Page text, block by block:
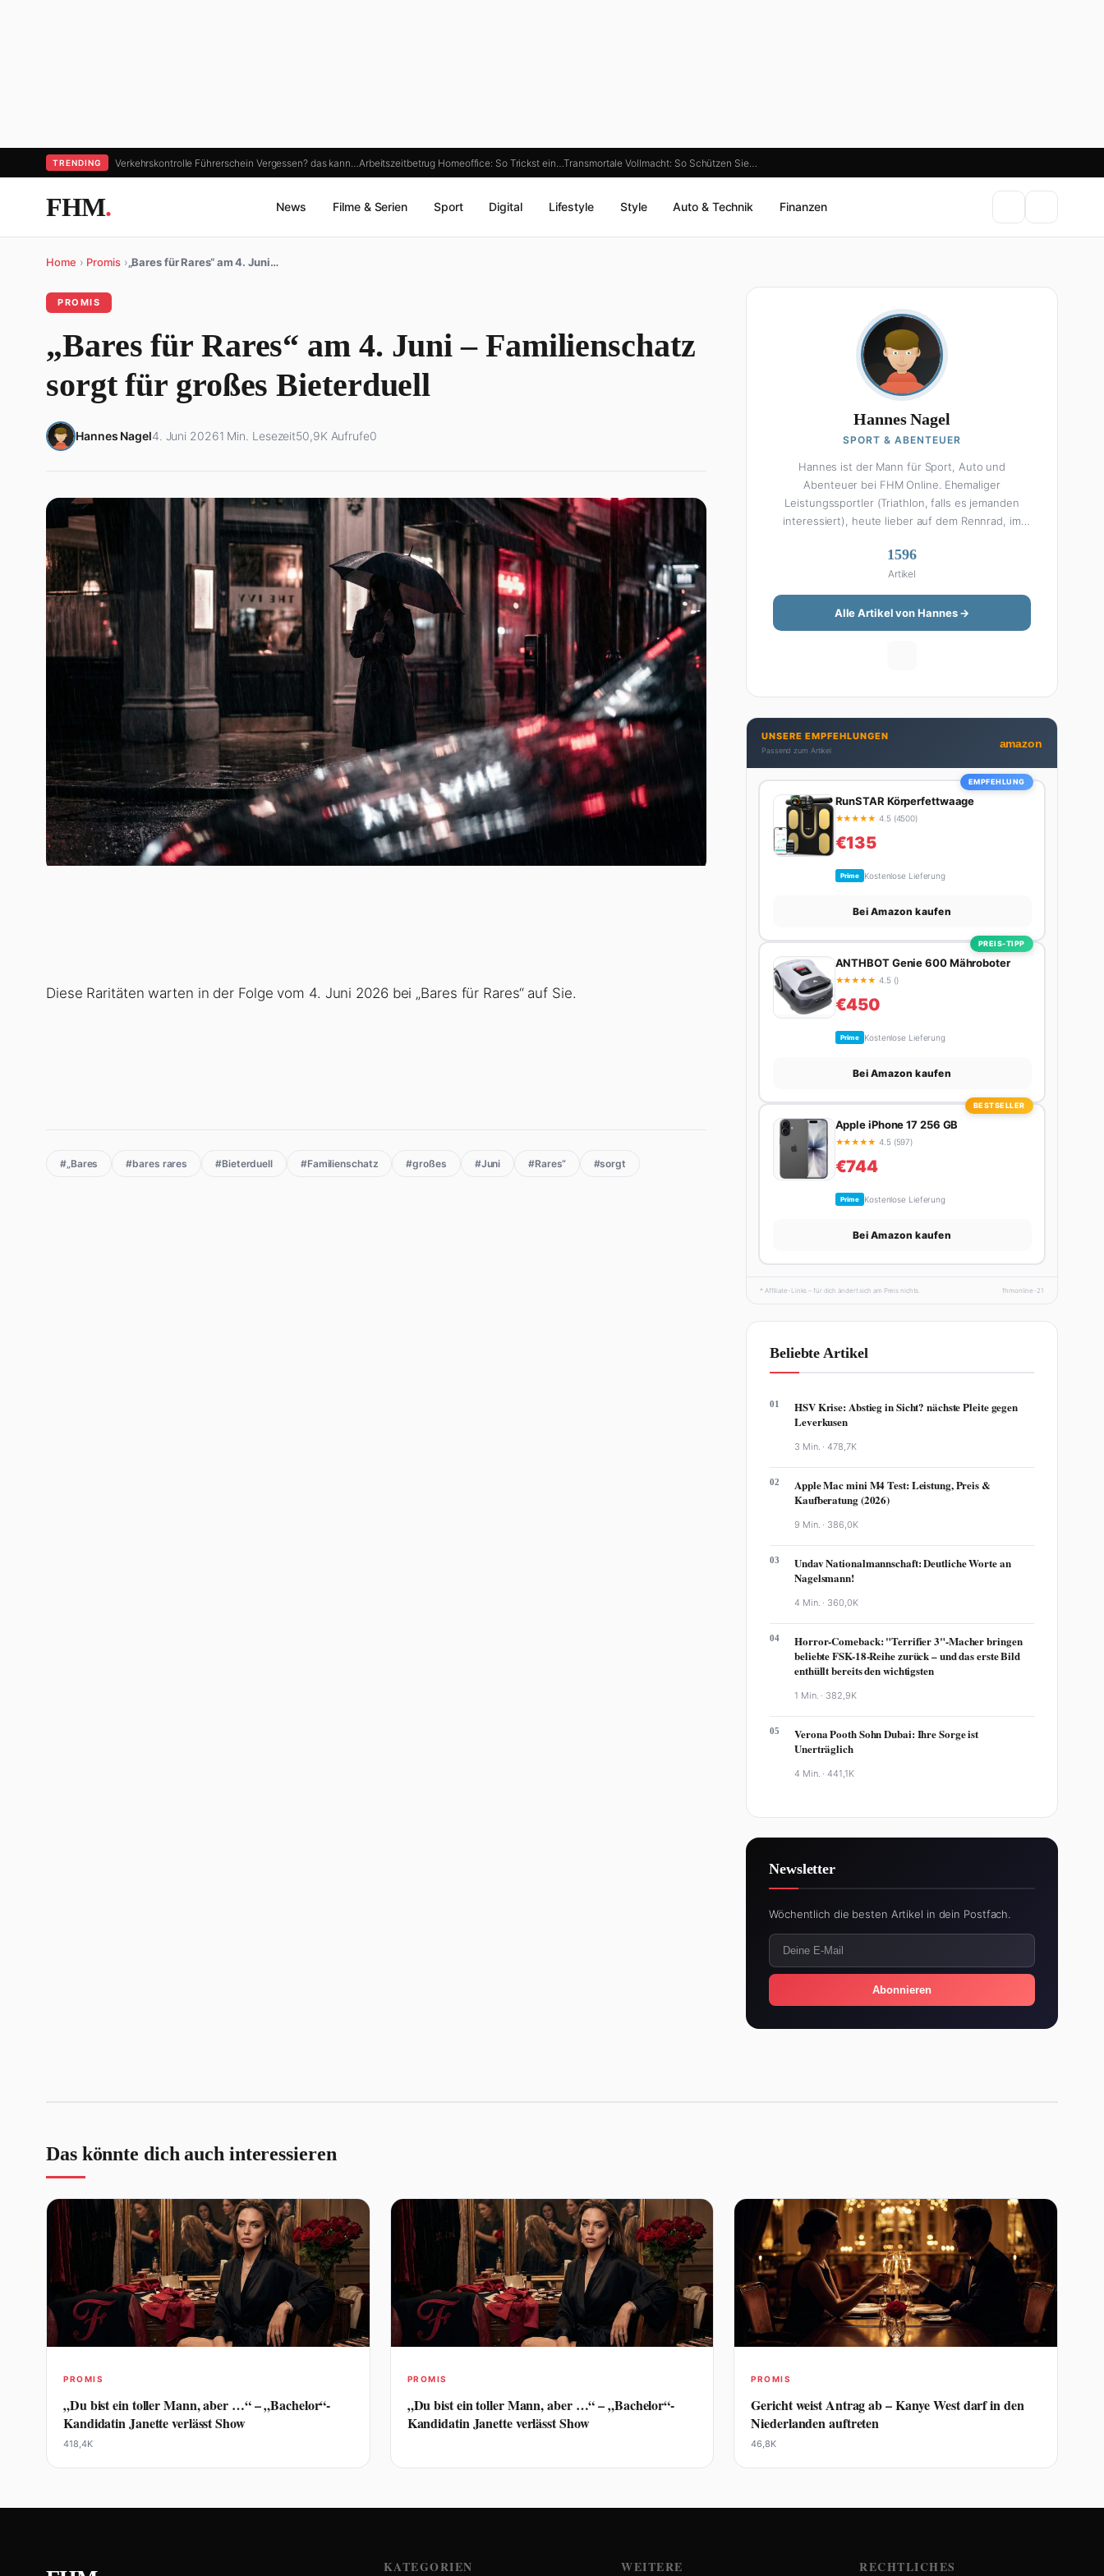
TRENDING Verkehrskontrolle Führerschein Vergessen? das kann… Arbeitszeitbetrug Homeoffice: So Trickst ein…Transmortale Vollmacht: So Schützen Sie…
FHM. News Filme & Serien Sport Digital Lifestyle Style Auto & Technik Finanzen
Home › Promis ›„Bares für Rares“ am 4. Juni…
PROMIS
„Bares für Rares“ am 4. Juni – Familienschatz
sorgt für großes Bieterduell
Hannes Nagel4. Juni 20261 Min. Lesezeit50,9K Aufrufe0
Diese Raritäten warten in der Folge vom 4. Juni 2026 bei „Bares für Rares“ auf Sie.
#„Bares #bares rares #Bieterduell #Familienschatz #großes #Juni #Rares“ #sorgt
Hannes Nagel
SPORT & ABENTEUER
Hannes ist der Mann für Sport, Auto und
Abenteuer bei FHM Online. Ehemaliger
Leistungssportler (Triathlon, falls es jemanden
interessiert), heute lieber auf dem Rennrad, im
Wissen über Sport ist enzyklopädisch: Egal ob
Bundesliga-Analyse, Formel 1, UFC oder Olympia –
Hannes liefert fundierte Einschätzungen mit der
Leidenschaft eines echten Fans. Aber Sport ist
nur die halbe Miete: Hannes ist auch unser Auto-
Seite. Wenn Hannes mal nicht über Sport oder
Autos schreibt, plant er den nächsten Abenteuer-
Trip – sei es ein Wochenende in den Bergen, eine
Motorradtour durch die Alpen oder der jährliche
Campingtrip mit den Jungs. Sein Credo: Das Leben
ist zu kurz für langweilige Wochenenden.
1596
Artikel
Alle Artikel von Hannes →
UNSERE EMPFEHLUNGEN
Passend zum Artikel
amazon
EMPFEHLUNG
RunSTAR Körperfettwaage
★★★★★ 4.5 (4500)
€135
Prime Kostenlose Lieferung
Bei Amazon kaufen
PREIS-TIPP
ANTHBOT Genie 600 Mähroboter
★★★★★ 4.5 ()
€450
Prime Kostenlose Lieferung
Bei Amazon kaufen
BESTSELLER
Apple iPhone 17 256 GB
★★★★★ 4.5 (597)
€744
Prime Kostenlose Lieferung
Bei Amazon kaufen
* Affiliate-Links – für dich ändert sich am Preis nichts. fhmonline-21
Beliebte Artikel
01
HSV Krise: Abstieg in Sicht? nächste Pleite gegen
Leverkusen
3 Min. ·478,7K
02
Apple Mac mini M4 Test: Leistung, Preis &
Kaufberatung (2026)
9 Min. · 386,0K
03
Undav Nationalmannschaft: Deutliche Worte an
Nagelsmann!
4 Min. · 360,0K
04
Horror-Comeback: "Terrifier 3"-Macher bringen
beliebte FSK-18-Reihe zurück – und das erste Bild
enthüllt bereits den wichtigsten
1 Min. · 382,9K
05
Verona Pooth Sohn Dubai: Ihre Sorge ist
Unerträglich
4 Min. ·441,1K
Newsletter
Wöchentlich die besten Artikel in dein Postfach.
Abonnieren
Das könnte dich auch interessieren
PROMIS
„Du bist ein toller Mann, aber …“ – „Bachelor“-
Kandidatin Janette verlässt Show
418,4K
PROMIS
„Du bist ein toller Mann, aber …“ – „Bachelor“-
Kandidatin Janette verlässt Show
PROMIS
Gericht weist Antrag ab – Kanye West darf in den
Niederlanden auftreten
46,8K
KATEGORIEN WEITERE RECHTLICHES